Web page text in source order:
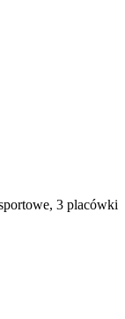
3 placówki